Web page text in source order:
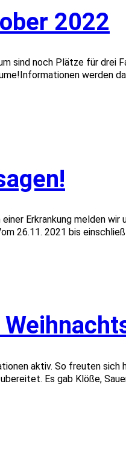
2022
sind noch Plätze für drei
werden
Erkrankung melden
26.11. 2021 bis
aktiv. So freuten
Es gab Klöße,